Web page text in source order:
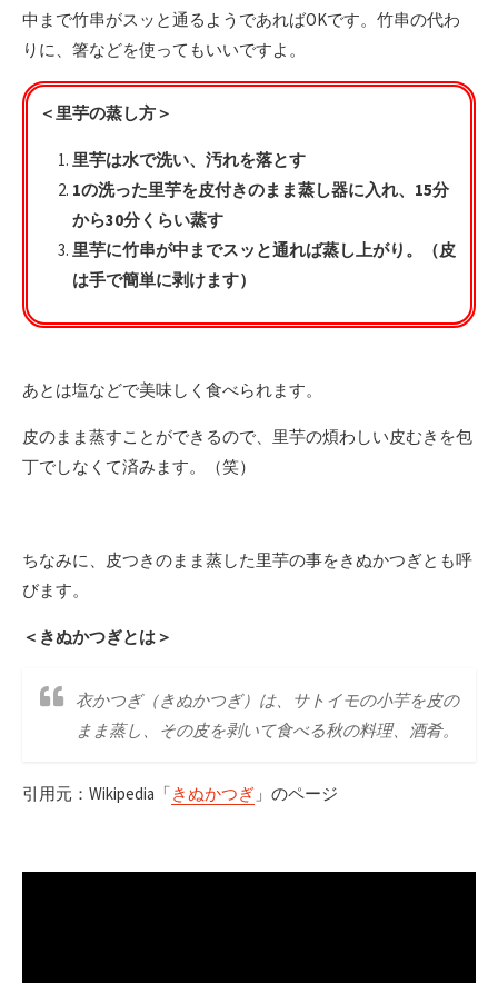
中まで竹串がスッと通るようであればOKです。竹串の代わ
りに、箸などを使ってもいいですよ。
＜里芋の蒸し方＞
里芋は水で洗い、汚れを落とす
1の洗った里芋を皮付きのまま蒸し器に入れ、15分
から30分くらい蒸す
里芋に竹串が中までスッと通れば蒸し上がり。（皮
は手で簡単に剥けます）
あとは塩などで美味しく食べられます。
皮のまま蒸すことができるので、里芋の煩わしい皮むきを包
丁でしなくて済みます。（笑）
ちなみに、皮つきのまま蒸した里芋の事をきぬかつぎとも呼
びます。
＜きぬかつぎとは＞
衣かつぎ（きぬかつぎ）は、サトイモの小芋を皮の
まま蒸し、その皮を剥いて食べる秋の料理、酒肴。
引用元：Wikipedia「きぬかつぎ 」のページ